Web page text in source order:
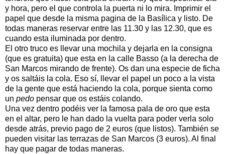
y hora, pero el que controla la puerta ni lo mira. Imprimir el
papel que desde la misma pagina de la Basílica y listo. De
todas maneras reservar entre las 11.30 y las 12.30, que es
cuando esta iluminada por dentro.
El otro truco es llevar una mochila y dejarla en la consigna
(que es gratuita) que esta en la calle Basso (a la derecha de
San Marcos mirando de frente). Os dan una especie de ficha
y os saltáis la cola. Eso sí, llevar el papel un poco a la vista
de la gente que está haciendo la cola, porque sienta como
un pedo pensar que os estáis colando.
Una vez dentro podéis ver la famosa pala de oro que esta
en el altar, pero le han dado la vuelta para poder verla solo
desde atrás, previo pago de 2 euros (que listos). También se
pueden visitar las terrazas de San Marcos (3 euros). Al final
hay que pagar de todas maneras.